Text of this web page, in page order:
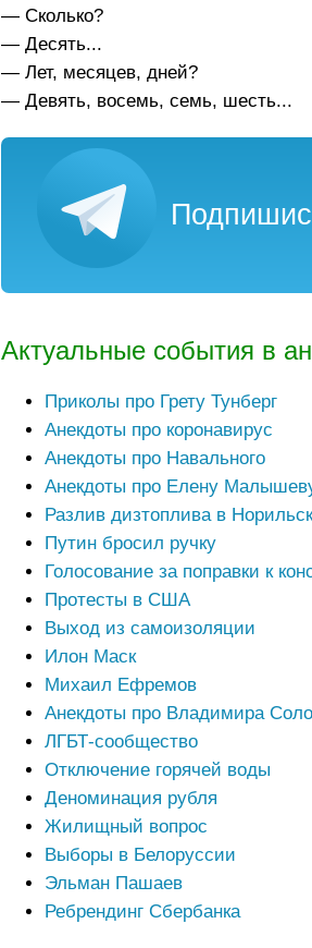
— Сколько?
— Десять...
— Лет, месяцев, дней?
— Девять, восемь, семь, шесть...
Актуальные события в
Приколы про Грету Тунберг
Анекдоты про коронавирус
Анекдоты про Навального
Анекдоты про Елену
Разлив дизтоплива в
Путин бросил ручку
Голосование за поправки к
Протесты в США
Выход из самоизоляции
Илон Маск
Михаил Ефремов
Анекдоты про Владимира
ЛГБТ-сообщество
Отключение горячей воды
Деноминация рубля
Жилищный вопрос
Выборы в Белоруссии
Эльман Пашаев
Ребрендинг Сбербанка